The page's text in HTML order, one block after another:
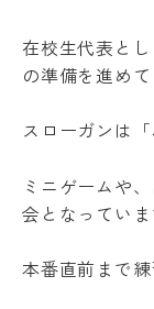
在校生代表と
の準備を進めて
スローガンは
ミニゲームや
会となっていま
本番直前まで練